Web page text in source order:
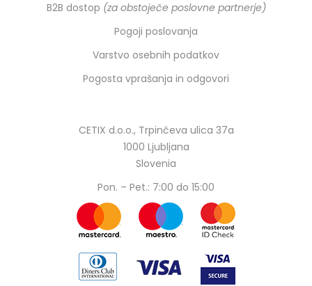
B2B dostop (za obstoječe poslovne partnerje)
Pogoji poslovanja
Varstvo osebnih podatkov
Pogosta vprašanja in odgovori
CETIX d.o.o., Trpinčeva ulica 37a
1000 Ljubljana
Slovenia
Pon. – Pet.: 7:00 do 15:00